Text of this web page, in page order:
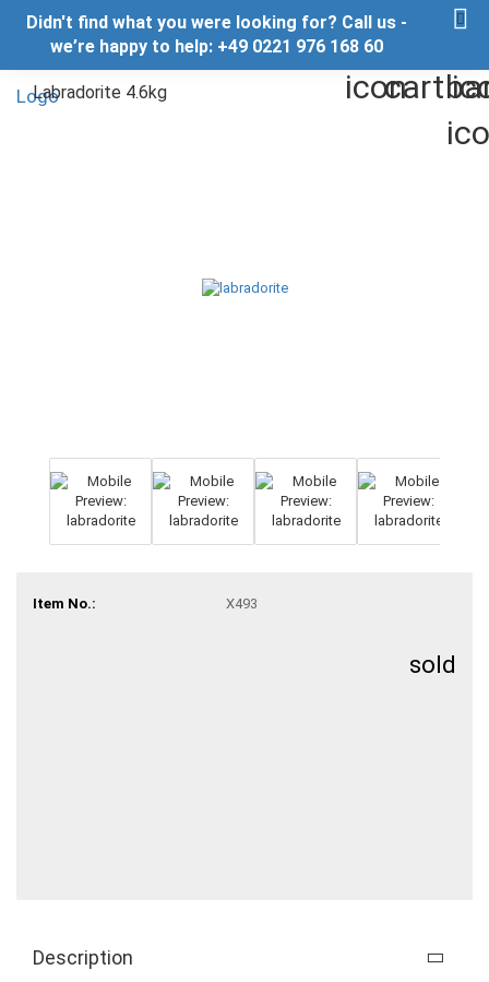
Didn't find what you were looking for? Call us -
we’re happy to help: +49 0221 976 168 60
Labradorite 4.6kg
Item No.: X493
sold
Description